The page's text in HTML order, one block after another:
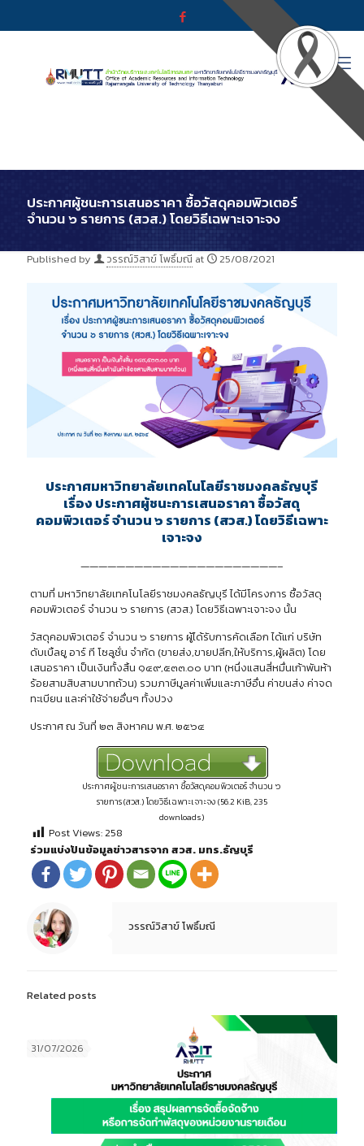
ประกาศผู้ชนะการเสนอราคา ซื้อวัสดุคอมพิวเตอร์
จำนวน ๖ รายการ (สวส.) โดยวิธีเฉพาะเจาะจง
Published by วรรณ์วิสาข์ โพธิ์มณี at 25/08/2021
ประกาศมหาวิทยาลัยเทคโนโลยีราชมงคลธัญบุรี
เรื่อง ประกาศผู้ชนะการเสนอราคา ซื้อวัสดุ
คอมพิวเตอร์ จำนวน ๖ รายการ (สวส.) โดยวิธีเฉพาะ
เจาะจง
——————————————————————–
ตามที่ มหาวิทยาลัยเทคโนโลยีราชมงคลธัญบุรี ได้มีโครงการ ซื้อวัสดุ
คอมพิวเตอร์ จำนวน ๖ รายการ (สวส.) โดยวิธีเฉพาะเจาะจง นั้น
วัสดุคอมพิวเตอร์ จำนวน ๖ รายการ ผู้ได้รับการคัดเลือก ได้แก่ บริษัท
ดับเบิ้ลยู อาร์ ที โซลูชั่น จำกัด (ขายส่ง,ขายปลีก,ให้บริการ,ผู้ผลิต) โดย
เสนอราคา เป็นเงินทั้งสิ้น ๑๔๙,๕๓๓.๐๐ บาท (หนึ่งแสนสี่หมื่นเก้าพันห้า
ร้อยสามสิบสามบาทถ้วน) รวมภาษีมูลค่าเพิ่มและภาษีอื่น ค่าขนส่ง ค่าจด
ทะเบียน และค่าใช้จ่ายอื่นๆ ทั้งปวง
ประกาศ ณ วันที่ ๒๓ สิงหาคม พ.ศ. ๒๕๖๔
ประกาศผู้ชนะการเสนอราคา ซื้อวัสดุคอมพิวเตอร์ จำนวน ๖
รายการ (สวส.) โดยวิธีเฉพาะเจาะจง (56.2 KiB, 235
downloads)
Post Views:258
ร่วมแบ่งปันข้อมูลข่าวสารจาก สวส. มทร.ธัญบุรี
วรรณ์วิสาข์ โพธิ์มณี
Related posts
31/07/2026